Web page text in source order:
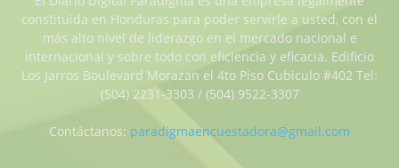
constituida en Honduras para poder servirle a usted, con el
más alto nivel de liderazgo en el mercado nacional e
internacional y sobre todo con eficiencia y eficacia. Edificio
Los Jarros Boulevard Morazan el 4to Piso Cubiculo #402 Tel:
(504) 2231-3303 / (504) 9522-3307
Contáctanos: paradigmaencuestadora@gmail.com